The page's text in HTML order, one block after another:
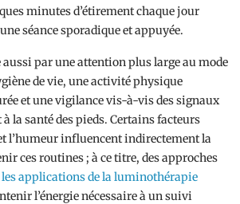
minutes d’étirement chaque jour
séance sporadique et appuyée.
par une attention plus large au mode
de vie, une activité physique
et une vigilance vis-à-vis des signaux
la santé des pieds. Certains facteurs
l’humeur influencent indirectement la
ces routines ; à ce titre, des approches
les applications de la luminothérapie
l’énergie nécessaire à un suivi